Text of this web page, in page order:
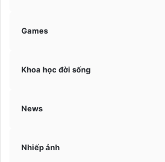
Games
Khoa học đời sống
News
Nhiếp ảnh